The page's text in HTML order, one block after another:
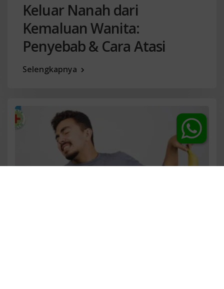
Keluar Nanah dari
Kemaluan Wanita:
Penyebab & Cara Atasi
Selengkapnya